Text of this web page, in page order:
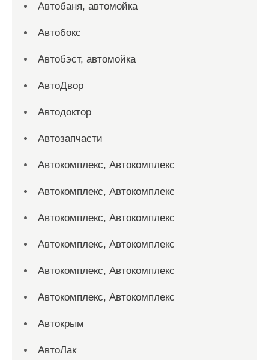
Автобаня, автомойка
Автобокс
Автобэст, автомойка
АвтоДвор
Автодоктор
Автозапчасти
Автокомплекс, Автокомплекс
Автокомплекс, Автокомплекс
Автокомплекс, Автокомплекс
Автокомплекс, Автокомплекс
Автокомплекс, Автокомплекс
Автокомплекс, Автокомплекс
Автокрым
АвтоЛак